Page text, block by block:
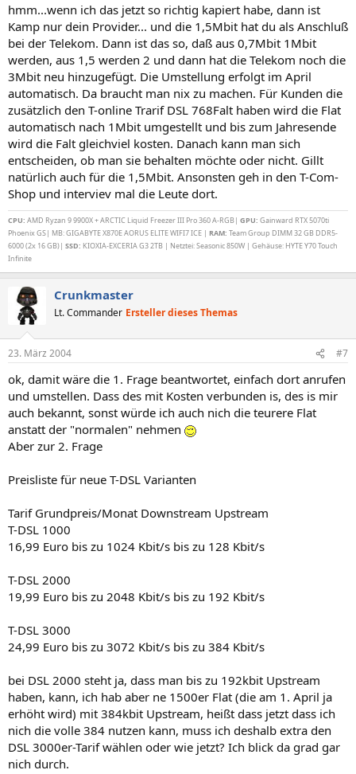
hmm...wenn ich das jetzt so richtig kapiert habe, dann ist
Kamp nur dein Provider... und die 1,5Mbit hat du als Anschluß
bei der Telekom. Dann ist das so, daß aus 0,7Mbit 1Mbit
werden, aus 1,5 werden 2 und dann hat die Telekom noch die
3Mbit neu hinzugefügt. Die Umstellung erfolgt im April
automatisch. Da braucht man nix zu machen. Für Kunden die
zusätzlich den T-online Trarif DSL 768Falt haben wird die Flat
automatisch nach 1Mbit umgestellt und bis zum Jahresende
wird die Falt gleichviel kosten. Danach kann man sich
entscheiden, ob man sie behalten möchte oder nicht. Gillt
natürlich auch für die 1,5Mbit. Ansonsten geh in den T-Com-
Shop und interviev mal die Leute dort.
CPU: AMD Ryzan 9 9900X + ARCTIC Liquid Freezer III Pro 360 A-RGB| GPU: Gainward RTX 5070ti
Phoenix GS| MB: GIGABYTE X870E AORUS ELITE WIFI7 ICE | RAM: Team Group DIMM 32 GB DDR5-
6000 (2x 16 GB)| SSD: KIOXIA-EXCERIA G3 2TB | Netztei: Seasonic 850W | Gehäuse: HYTE Y70 Touch
Infinite
Crunkmaster
Lt. Commander Ersteller dieses Themas
23. März 2004 #7
ok, damit wäre die 1. Frage beantwortet, einfach dort anrufen
und umstellen. Dass des mit Kosten verbunden is, des is mir
auch bekannt, sonst würde ich auch nich die teurere Flat
anstatt der "normalen" nehmen
Aber zur 2. Frage
Preisliste für neue T-DSL Varianten
Tarif Grundpreis/Monat Downstream Upstream
T-DSL 1000
16,99 Euro bis zu 1024 Kbit/s bis zu 128 Kbit/s
T-DSL 2000
19,99 Euro bis zu 2048 Kbit/s bis zu 192 Kbit/s
T-DSL 3000
24,99 Euro bis zu 3072 Kbit/s bis zu 384 Kbit/s
bei DSL 2000 steht ja, dass man bis zu 192kbit Upstream
haben, kann, ich hab aber ne 1500er Flat (die am 1. April ja
erhöht wird) mit 384kbit Upstream, heißt dass jetzt dass ich
nich die volle 384 nutzen kann, muss ich deshalb extra den
DSL 3000er-Tarif wählen oder wie jetzt? Ich blick da grad gar
nich durch.